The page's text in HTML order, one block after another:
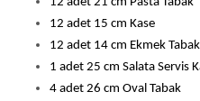
12 adet 15 cm Kase
12 adet 14 cm Ekmek Tabak
1 adet 25 cm Salata Servis
4 adet 26 cm Oval Tabak